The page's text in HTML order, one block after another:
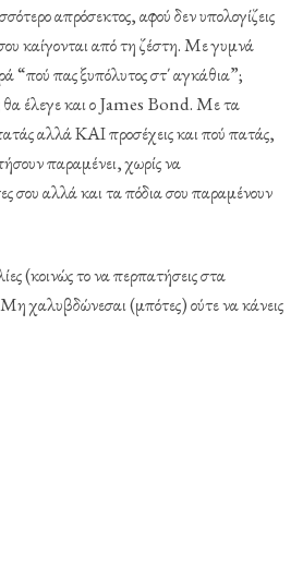
απρόσεκτος, αφού δεν υπολογίζεις
καίγονται από τη ζέστη. Με γυμνά
“πού πας ξυπόλυτος στ΄ αγκάθια”;
έλεγε και ο James Bond. Με τα
αλλά ΚΑΙ προσέχεις και πού πατάς,
παραμένει, χωρίς να
σου αλλά και τα πόδια σου παραμένουν
(κοινώς το να περπατήσεις στα
χαλυβδώνεσαι (μπότες) ούτε να κάνεις